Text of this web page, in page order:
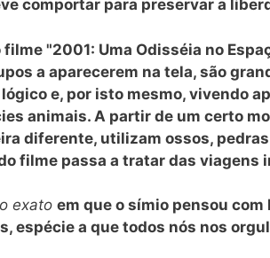
comportar para preservar a
filme "2001: Uma Odisséia no
a aparecerem na tela, são
e, por isto mesmo, vivendo
animais. A partir de um certo
diferente, utilizam ossos,
filme passa a tratar das viagens
exato em que o símio pensou
, espécie a que todos nós nos